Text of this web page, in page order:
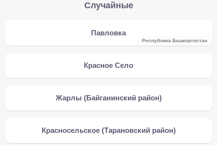
Случайные
Павловка
Республика Башкортостан
Красное Село
Жарлы (Байганинский район)
Красносельское (Тарановский район)